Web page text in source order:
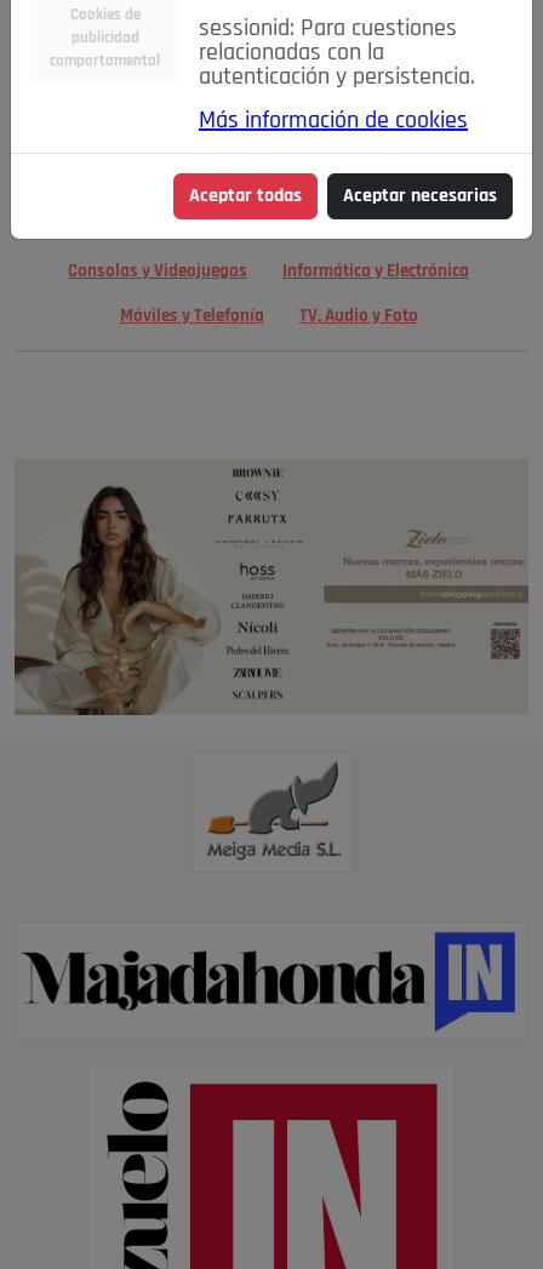
Niños y Bebés Inmobiliaria Construcción y Reformas
Moda Accesorios Ropa Motor
Motor y Accesorios Motos Ocio
Cine, Libros y Música Coleccionismo Otros
Consolas y Videojuegos Informática y Electrónica
Móviles y Telefonía TV, Audio y Foto
Cookies de
publicidad
comportamental
sessionid: Para cuestiones
relacionadas con la
autenticación y persistencia.
Más información de cookies
Aceptar todas Aceptar necesarias